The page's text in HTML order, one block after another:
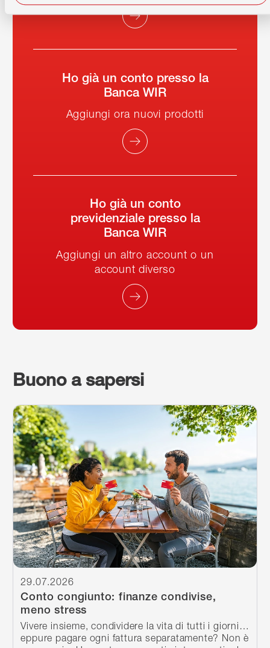
Ho già un conto presso la
Banca WIR
Aggiungi ora nuovi prodotti
Ho già un conto
previdenziale presso la
Banca WIR
Aggiungi un altro account o un
account diverso
Buono a sapersi
Conto congiunto: finanze condivise,
meno stress
29.07.2026
Vivere insieme, condividere la vita di tutti i giorni…
eppure pagare ogni fattura separatamente? Non è
Continua a leggere